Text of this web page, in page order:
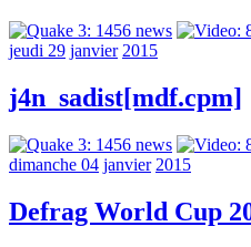
jeudi 29 janvier 2015
j4n_sadist[mdf.cpm]
dimanche 04 janvier 2015
Defrag World Cup